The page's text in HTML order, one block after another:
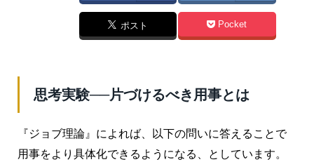
ポスト Pocket
思考実験──片づけるべき用事とは
『ジョブ理論』によれば、以下の問いに答えることで
用事をより具体化できるようになる、としています。